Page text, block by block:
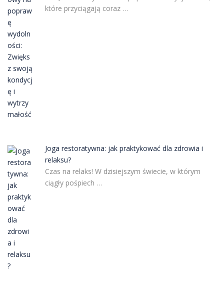
które przyciągają coraz …
Joga restoratywna: jak praktykować dla zdrowia i
relaksu?
Czas na relaks! W dzisiejszym świecie, w którym
ciągły pośpiech …